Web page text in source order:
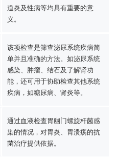
道炎及性病等均具有重要的意
义。
该项检查是筛查泌尿系统疾病简
单并且准确的方法。如泌尿系统
感染、肿瘤、结石及了解肾功
能，还可用于协助检查其他系统
疾病，如糖尿病、肾炎等。
通过血液检查胃幽门螺旋杆菌感
染的情况，对胃炎、胃溃疡的抗
菌治疗提供依据。